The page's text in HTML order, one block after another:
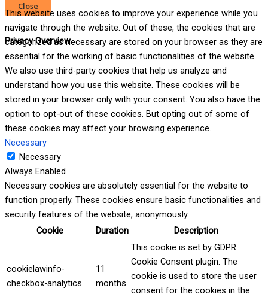
Close
Privacy Overview
This website uses cookies to improve your experience while you
navigate through the website. Out of these, the cookies that are
categorized as necessary are stored on your browser as they are
essential for the working of basic functionalities of the website.
We also use third-party cookies that help us analyze and
understand how you use this website. These cookies will be
stored in your browser only with your consent. You also have the
option to opt-out of these cookies. But opting out of some of
these cookies may affect your browsing experience.
Necessary
Necessary
Always Enabled
Necessary cookies are absolutely essential for the website to
function properly. These cookies ensure basic functionalities and
security features of the website, anonymously.
Cookie
Duration Description
cookielawinfo-
checkbox-analytics
11
months
This cookie is set by GDPR
Cookie Consent plugin. The
cookie is used to store the user
consent for the cookies in the